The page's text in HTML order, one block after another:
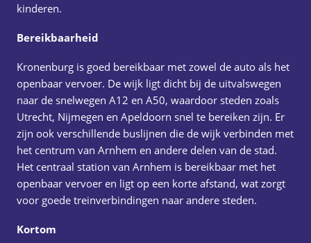
kinderen.
Bereikbaarheid
Kronenburg is goed bereikbaar met zowel de auto als het
openbaar vervoer. De wijk ligt dicht bij de uitvalswegen
naar de snelwegen A12 en A50, waardoor steden zoals
Utrecht, Nijmegen en Apeldoorn snel te bereiken zijn. Er
zijn ook verschillende buslijnen die de wijk verbinden met
het centrum van Arnhem en andere delen van de stad.
Het centraal station van Arnhem is bereikbaar met het
openbaar vervoer en ligt op een korte afstand, wat zorgt
voor goede treinverbindingen naar andere steden.
Kortom